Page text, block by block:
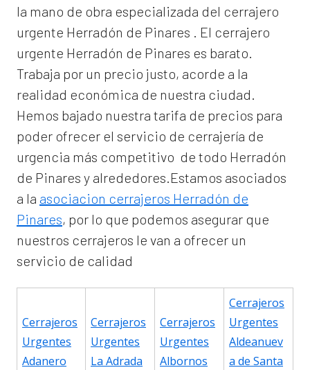
la mano de obra especializada del cerrajero
urgente Herradón de Pinares . El cerrajero
urgente Herradón de Pinares es barato.
Trabaja por un precio justo, acorde a la
realidad económica de nuestra ciudad.
Hemos bajado nuestra tarifa de precios para
poder ofrecer el servicio de cerrajería de
urgencia más competitivo de todo Herradón
de Pinares y alrededores.Estamos asociados
a la asociacion cerrajeros Herradón de
Pinares, por lo que podemos asegurar que
nuestros cerrajeros le van a ofrecer un
servicio de calidad
Cerrajeros
Urgentes
Adanero
Cerrajeros
Urgentes
La Adrada
Cerrajeros
Urgentes
Albornos
Cerrajeros
Urgentes
Aldeanuev
a de Santa